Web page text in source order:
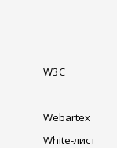
W3C
Webartex
White-лист